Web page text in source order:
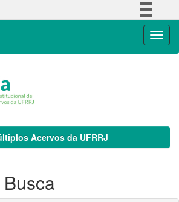
Acervos da UFRRJ